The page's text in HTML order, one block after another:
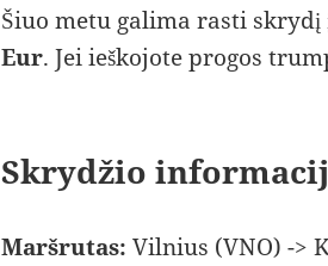
Šiuo metu galima rasti skrydį
Eur. Jei ieškojote progos
Skrydžio
Maršrutas: Vilnius (VNO) ->